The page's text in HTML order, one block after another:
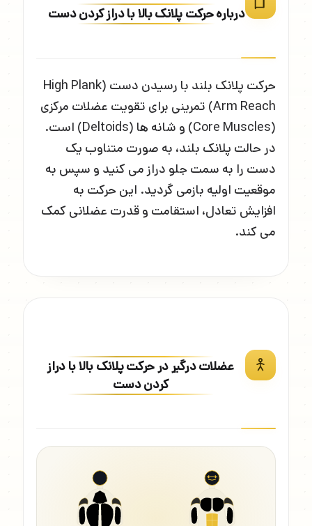
درباره حرکت پلانک بالا با دراز کردن دست
حرکت پلانک بلند با رسیدن دست (High Plank
Arm Reach) تمرینی برای تقویت عضلات مرکزی
(Core Muscles) و شانه ها (Deltoids) است.
در حالت پلانک بلند، به صورت متناوب یک
دست را به سمت جلو دراز می کنید و سپس به
موقعیت اولیه بازمی گردید. این حرکت به
افزایش تعادل، استقامت و قدرت عضلانی کمک
می کند.
عضلات درگیر در حرکت پلانک بالا با دراز
کردن دست